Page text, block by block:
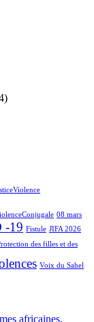
08 mars
-19 Fistule JIFA 2026
des filles et des
Voix du Sahel